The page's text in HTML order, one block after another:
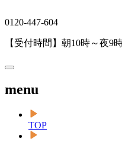
0120-447-604
【受付時間】朝10時～夜9
menu
TOP